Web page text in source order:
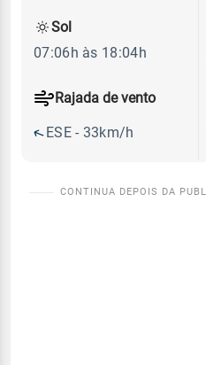
Rajada de vento
ESE - 33km/h
Sol
07:06h às 18:04h